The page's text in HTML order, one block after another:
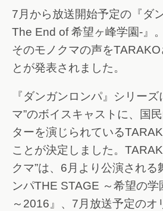
7月から放送開始予定の『ダ
The End of 希望ヶ峰学園-』。
そのモノクマの声をTARAKO
とが発表されました。
『ダンガンロンパ』シリーズ
マ”のボイスキャストに、国
ターを演じられている
ことが決定しました。
クマ”は、6月より公演される
ンパTHE STAGE ～希望の学
～2016』、7月放送予定のオ